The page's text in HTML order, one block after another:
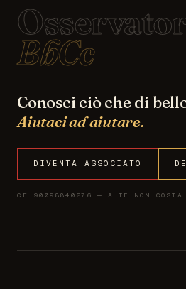
BbCc
Conosci ciò che di
Aiutaci ad aiutare.
DIVENTA ASSOCIATO
CF 90098840276 — A TE NON COSTA